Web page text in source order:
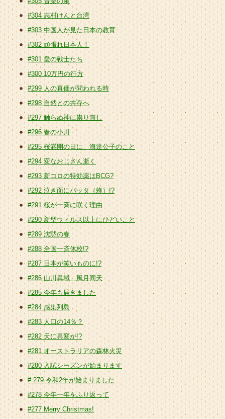
#304 志村けんと台湾
#303 中国人が見た日本の教育
#302 頑張れ日本人！
#301 愛の戦士たち
#300 10万円の行方
#299 人の真価が問われる時
#298 自然との共存へ
#297 触らぬ神に祟り無し
#296 春の小川
#295 桜満開の日に、海達公子のこと
#294 変なおじさん逝く
#293 新コロの特効薬はBCG?
#292 泣き面にバッタ（蜂）!?
#291 桜が一斉に咲く理由
#290 新型ウィルス以上にひどいこと
#289 沈黙の春
#288 全国一斉休校!?
#287 日本が笑いものに!?
#286 山川異域 風月同天
#285 今年も届きました
#284 感染列島
#283 人口の14％？
#282 天に異変が!?
#281 オーストラリアの森林火災
#280 入試シーズンが始まります
# 279 令和2年が始まりました
#278 今年一年をふり返って
#277 Merry Christmas!